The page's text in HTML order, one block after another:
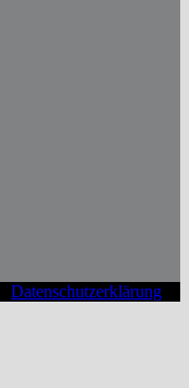
Datenschutzerklärung